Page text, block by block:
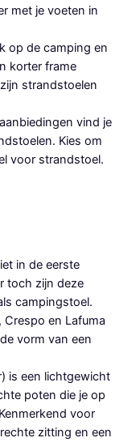
met je voeten in
op de camping en
korter frame
strandstoelen
vind je
Kies om
voor strandstoel.
in de eerste
toch zijn deze
campingstoel.
Crespo en Lafuma
vorm van een
is een lichtgewicht
poten die je op
voor
zitting en een